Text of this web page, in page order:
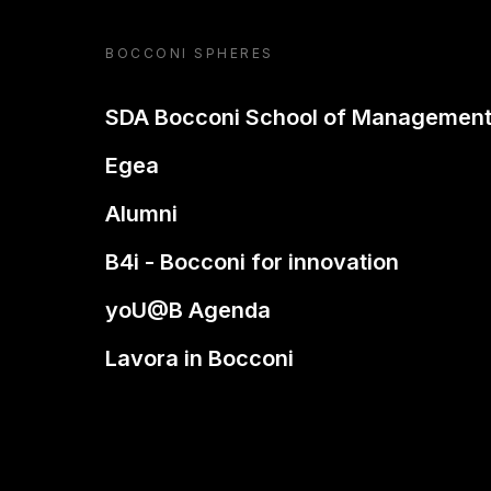
BOCCONI SPHERES
SDA Bocconi School of Management
Egea
Alumni
B4i - Bocconi for innovation
yoU@B Agenda
Lavora in Bocconi